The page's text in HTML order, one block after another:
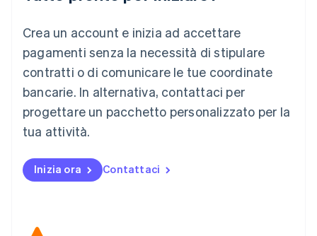
Crea un account e inizia ad accettare
pagamenti senza la necessità di stipulare
contratti o di comunicare le tue coordinate
bancarie. In alternativa, contattaci per
progettare un pacchetto personalizzato per la
tua attività.
Inizia ora Contattaci
Lussemburgo
Deutsch English
Malaysia
English 简体中文
Malta
Messico
EspañolEnglish
English
Nuova Zelanda